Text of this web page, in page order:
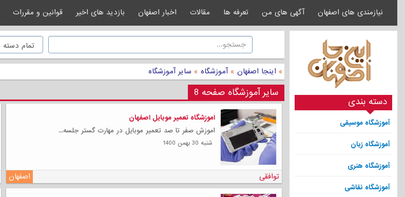
نیازمندی های اصفهان آگهی های من تعرفه ها مقالات اخبار اصفهان بازدید های اخیر قوانین و مقررات
دسته بندی
آموزشگاه موسیقی
آموزشگاه زبان
آموزشگاه هنری
آموزشگاه نقاشی
» اینجا اصفهان » آموزشگاه » سایر آموزشگاه
سایر آموزشگاه صفحه 8
اموزشگاه تعمیر موبایل اصفهان
اموزش صفر تا صد تعمیر موبایل در مهارت گستر جلسه...
شنبه 30 بهمن 1400
اصفهان توافقی